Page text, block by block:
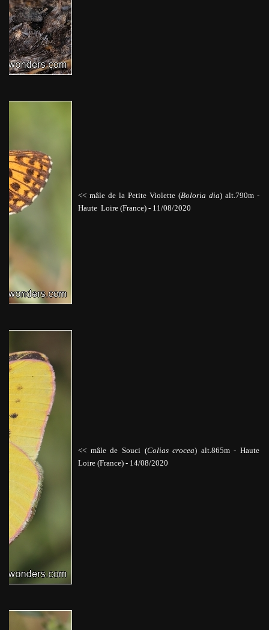
<< mâle de la Petite Violette (Boloria dia) alt.790m -
Haute Loire (France) - 11/08/2020
<< mâle de Souci (Colias crocea) alt.865m- Haute
Loire (France) - 14/08/2020